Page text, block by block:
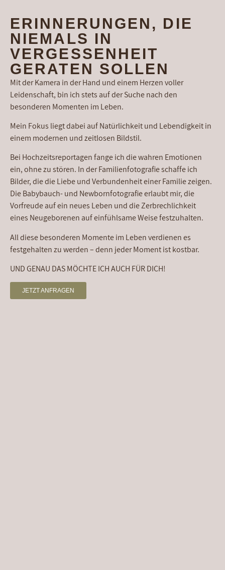
ERINNERUNGEN, DIE
NIEMALS IN
VERGESSENHEIT
GERATEN SOLLEN
Mit der Kamera in der Hand und einem Herzen voller
Leidenschaft, bin ich stets auf der Suche nach den
besonderen Momenten im Leben.
Mein Fokus liegt dabei auf Natürlichkeit und Lebendigkeit in
einem modernen und zeitlosen Bildstil.
Bei Hochzeitsreportagen fange ich die wahren Emotionen
ein, ohne zu stören. In der Familienfotografie schaffe ich
Bilder, die die Liebe und Verbundenheit einer Familie zeigen.
Die Babybauch- und Newbornfotografie erlaubt mir, die
Vorfreude auf ein neues Leben und die Zerbrechlichkeit
eines Neugeborenen auf einfühlsame Weise festzuhalten.
All diese besonderen Momente im Leben verdienen es
festgehalten zu werden – denn jeder Moment ist kostbar.
UND GENAU DAS MÖCHTE ICH AUCH FÜR DICH!
JETZT ANFRAGEN